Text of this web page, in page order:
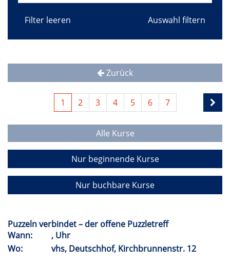
Filter leeren
Zurück
1 2 3 4 5 6 7
Alle Kurse
Nur beginnende Kurse
Nur buchbare Kurse
Puzzeln verbindet – der offene Puzzletreff
Wann:
, Uhr
Wo:
vhs, Deutschhof, Kirchbrunnenstr. 12